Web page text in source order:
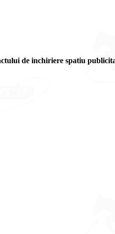
de inchiriere spatiu